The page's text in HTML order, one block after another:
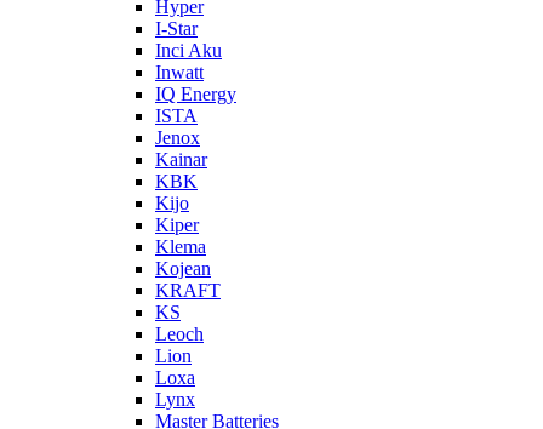
Hyper
I-Star
Inci Aku
Inwatt
IQ Energy
ISTA
Jenox
Kainar
KBK
Kijo
Kiper
Klema
Kojean
KRAFT
KS
Leoch
Lion
Loxa
Lynx
Master Batteries